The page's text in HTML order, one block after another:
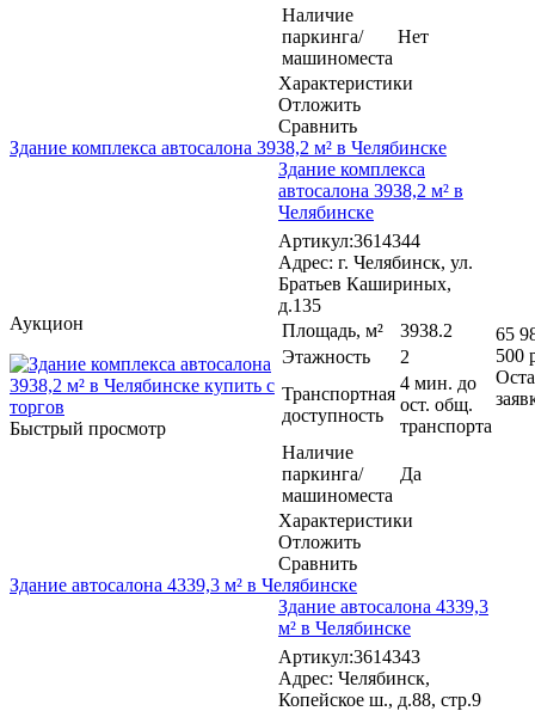
Наличие
паркинга/
машиноместа
Нет
Характеристики
Отложить
Сравнить
Здание комплекса автосалона 3938,2 м² в Челябинске
Аукцион
Быстрый просмотр
Здание комплекса
автосалона 3938,2 м² в
Челябинске
Артикул:3614344
Адрес: г. Челябинск, ул.
Братьев Кашириных,
д.135
Площадь, м²
3938.2
Этажность
2
Транспортная
доступность
4 мин. до
ост. общ.
транспорта
Наличие
паркинга/
машиноместа
Да
Характеристики
Отложить
Сравнить
65
500
Здание автосалона 4339,3 м² в Челябинске
Здание автосалона 4339,3
м² в Челябинске
Артикул:3614343
Адрес: Челябинск,
Копейское ш., д.88, стр.9